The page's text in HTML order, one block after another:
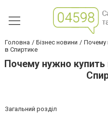
Головна Бізнес новини
Почему
в Спиртике
Почему нужно
Загальний розділ